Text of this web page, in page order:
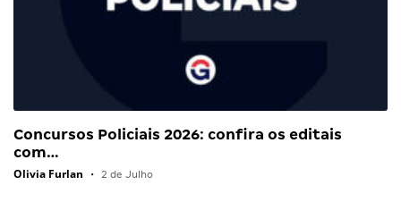
Concursos Policiais 2026: confira os editais
com…
Olivia Furlan • 2 de Julho